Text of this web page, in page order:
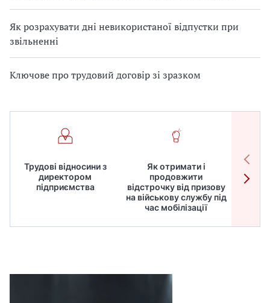
Як розрахувати дні невикористаної відпустки при
звільненні
Ключове про трудовий договір зі зразком
Трудові відносини з
директором
підприємства
Як отримати і
продовжити
відстрочку від призову
на військову службу під
час мобілізації